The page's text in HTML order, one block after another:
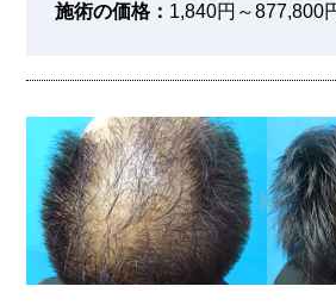
施術の価格： 1,840円～877,800